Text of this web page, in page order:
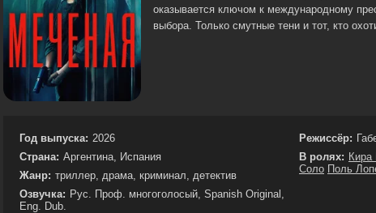
оказывается ключом к международному
выбора. Только смутные тени и тот, кто
Год выпуска: 2026
Страна: Аргентина, Испания
Жанр: триллер, драма, криминал, детектив
Озвучка: Рус. Проф. многоголосый, Spanish Original,
Eng. Dub.
Режиссёр:
В ролях:
Соло Поль